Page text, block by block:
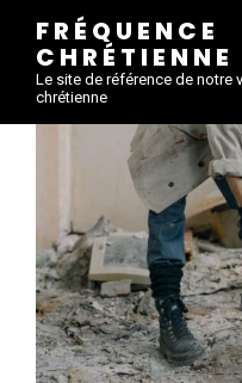
FRÉQUENCE
CHRÉTIENNE
Le site de référence de notre
chrétienne